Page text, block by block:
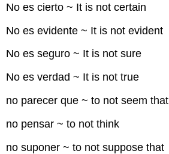
No es cierto ~ It is not certain
No es evidente ~ It is not evident
No es seguro ~ It is not sure
No es verdad ~ It is not true
no parecer que ~ to not seem that
no pensar ~ to not think
no suponer ~ to not suppose that